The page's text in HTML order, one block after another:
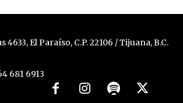
4633, El Paraíso, C.P. 22106 / Tijuana, B.C.
681 6913